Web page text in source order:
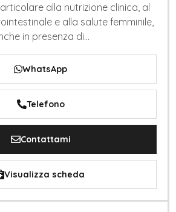
alla nutrizione clinica, al
e alla salute femminile,
in presenza di...
WhatsApp
Telefono
Contattami
Visualizza scheda